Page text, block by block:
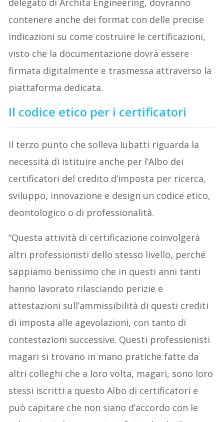
delegato di Archita Engineering, dovranno
contenere anche dei format con delle precise
indicazioni su come costruire le certificazioni,
visto che la documentazione dovrà essere
firmata digitalmente e trasmessa attraverso la
piattaforma dedicata.
Il codice etico per i certificatori
Il terzo punto che solleva Iubatti riguarda la
necessità di istituire anche per l’Albo dei
certificatori del credito d’imposta per ricerca,
sviluppo, innovazione e design un codice etico,
deontologico o di professionalità.
“Questa attività di certificazione coinvolgerà
altri professionisti dello stesso livello, perché
sappiamo benissimo che in questi anni tanti
hanno lavorato rilasciando perizie e
attestazioni sull’ammissibilità di questi crediti
di imposta alle agevolazioni, con tanto di
contestazioni successive. Questi professionisti
magari si trovano in mano pratiche fatte da
altri colleghi che a loro volta, magari, sono loro
stessi iscritti a questo Albo di certificatori e
può capitare che non siano d’accordo con le